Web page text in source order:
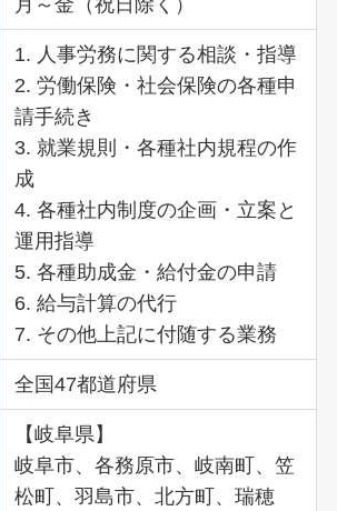
1. 人事労務に関する相談・指導
2. 労働保険・社会保険の各種申
請手続き
3. 就業規則・各種社内規程の作
成
4. 各種社内制度の企画・立案と
運用指導
5. 各種助成金・給付金の申請
6. 給与計算の代行
7. その他上記に付随する業務
全国47都道府県
【岐阜県】
岐阜市、各務原市、岐南町、笠
松町、羽島市、北方町、瑞穂